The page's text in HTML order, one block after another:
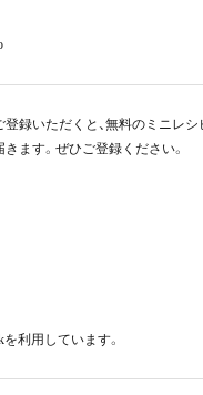
録いただくと、無料のミニレシ
ます。ぜひご登録ください。
利用しています。